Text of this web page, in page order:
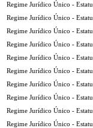
Regime Jurídico Único -
Regime Jurídico Único -
Regime Jurídico Único -
Regime Jurídico Único -
Regime Jurídico Único -
Regime Jurídico Único -
Regime Jurídico Único -
Regime Jurídico Único -
Regime Jurídico Único -
Regime Jurídico Único -